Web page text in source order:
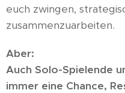
euch zwingen,
zusammenzuarbeiten.
Aber:
Auch Solo-Spielende
immer eine Chance,